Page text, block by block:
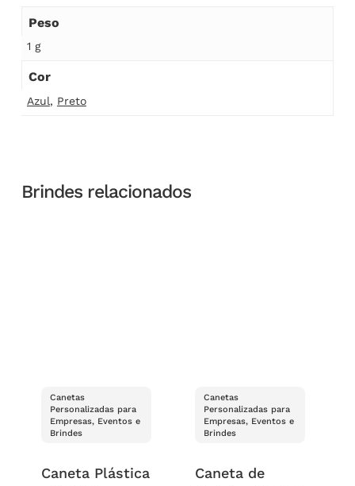
Peso
1 g
Cor
Azul, Preto
Brindes relacionados
Canetas
Personalizadas para
Empresas, Eventos e
Brindes
Caneta Plástica
Canetas
Personalizadas para
Empresas, Eventos e
Brindes
Caneta de